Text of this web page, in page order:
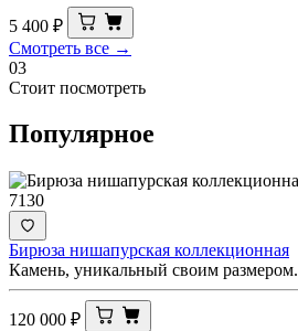
5 400 ₽
Смотреть все →
03
Стоит посмотреть
Популярное
7130
Бирюза нишапурская коллекционная
Камень, уникальный своим размером.
120 000 ₽